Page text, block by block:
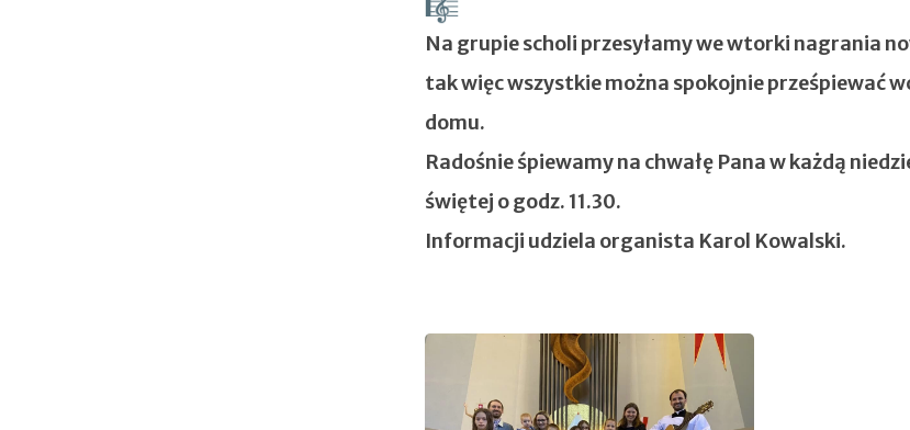
Na grupie scholi przesyłamy we wtorki nagrania
tak więc wszystkie można spokojnie prześpiewać
domu.
Radośnie śpiewamy na chwałę Pana w każdą
świętej o godz. 11.30.
Informacji udziela organista Karol Kowalski.